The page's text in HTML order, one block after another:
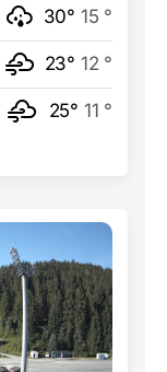
30° 15 °
23° 12 °
25° 11 °